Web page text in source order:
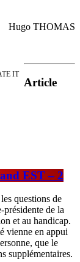
Hugo THOMAS
IT
Article
EST – 2
questions de
de la
et au handicap.
vienne en appui
que le
supplémentaires.